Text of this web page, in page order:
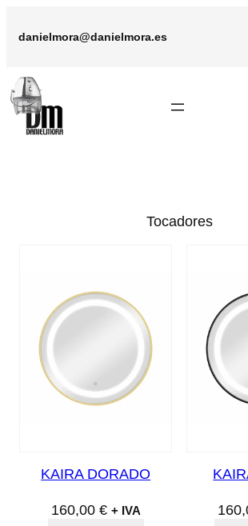
contenido
danielmora@danielmora.es
Tocadores
KAIRA DORADO
160,00 € + IVA